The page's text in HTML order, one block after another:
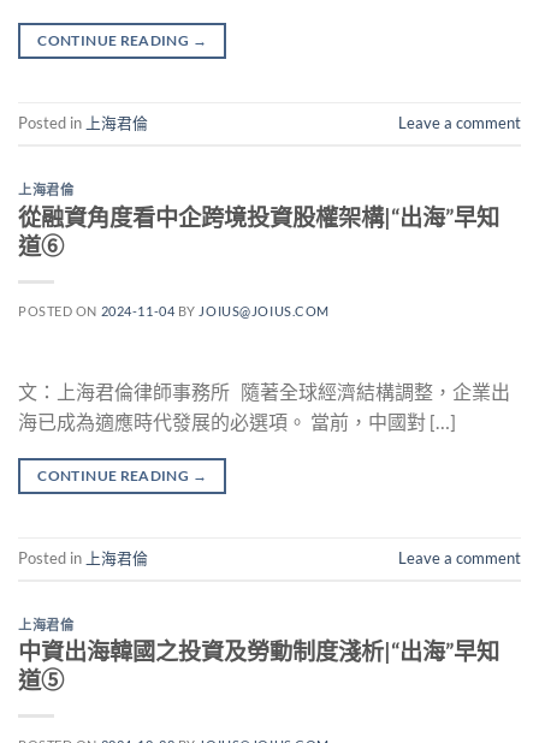
CONTINUE READING →
Posted in 上海君倫 Leave a comment
上海君倫
從融資角度看中企跨境投資股權架構|“出海”早知
道⑥
POSTED ON 2024-11-04 BY JOIUS@JOIUS.COM
文：上海君倫律師事務所 隨著全球經濟結構調整，企業出
海已成為適應時代發展的必選項。 當前，中國對 […]
CONTINUE READING →
Posted in 上海君倫 Leave a comment
上海君倫
中資出海韓國之投資及勞動制度淺析|“出海”早知
道⑤